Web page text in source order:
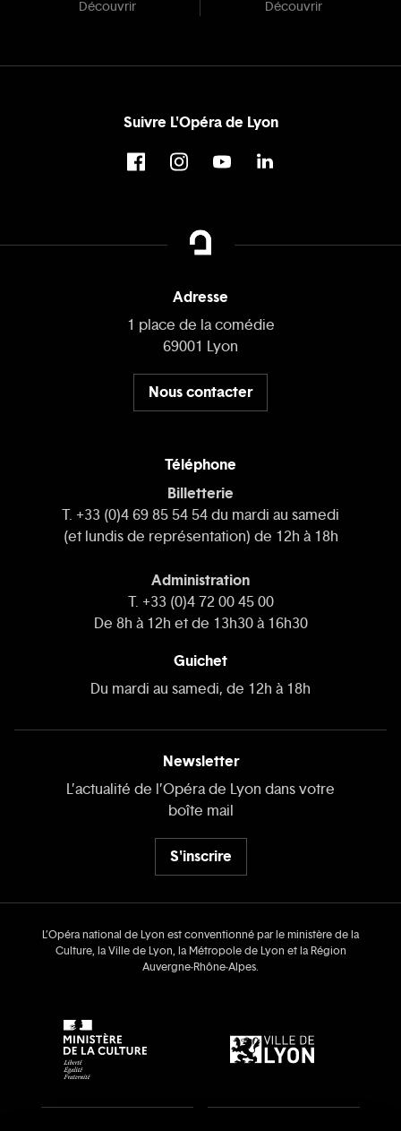
Découvrir Découvrir
Suivre L'Opéra de Lyon
Adresse
1 place de la comédie
69001 Lyon
Nous contacter
Téléphone
Billetterie
T. +33 (0)4 69 85 54 54 du mardi au samedi
(et lundis de représentation) de 12h à 18h
Administration
T. +33 (0)4 72 00 45 00
De 8h à 12h et de 13h30 à 16h30
Guichet
Du mardi au samedi, de 12h à 18h
Newsletter
L’actualité de l’Opéra de Lyon dans votre
boîte mail
S'inscrire
L’Opéra national de Lyon est conventionné par le ministère de la
Culture, la Ville de Lyon, la Métropole de Lyon et la Région
Auvergne‑Rhône‑Alpes.